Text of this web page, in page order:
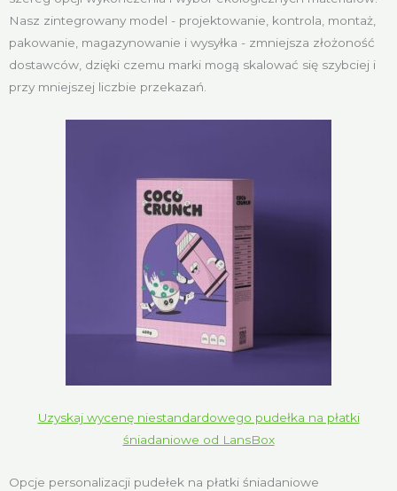
Nasz zintegrowany model - projektowanie, kontrola, montaż,
pakowanie, magazynowanie i wysyłka - zmniejsza złożoność
dostawców, dzięki czemu marki mogą skalować się szybciej i
przy mniejszej liczbie przekazań.
Uzyskaj wycenę niestandardowego pudełka na płatki
śniadaniowe od LansBox
Opcje personalizacji pudełek na płatki śniadaniowe